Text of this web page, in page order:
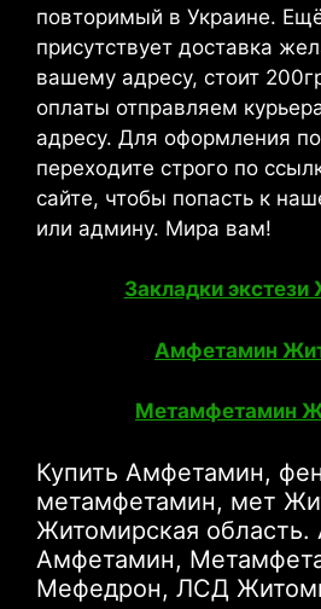
повторимый в Украине.
присутствует доставка
вашему адресу, стоит
оплаты отправляем
адресу. Для оформления
переходите строго по
сайте, чтобы попасть к
или админу. Мира вам!
Закладки
Амфетамин
Метамфетамин
Купить Амфетамин,
метамфетамин, мет
Житомирская область.
Амфетамин,
Мефедрон, ЛСД